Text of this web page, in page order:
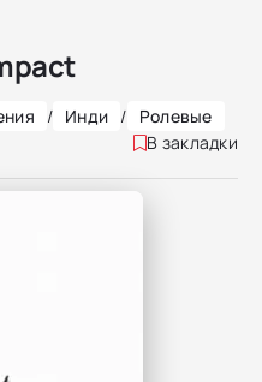
/ Инди /
Ролевые
В закладки